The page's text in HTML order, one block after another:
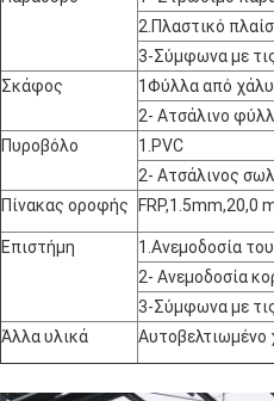
2.Πλαστικό
3-Σύμφωνα με
Σκάφος
1Φύλλα από
2- Ατσάλινο
Πυροβόλο
1.PVC
2- Ατσάλινος
Πίνακας οροφής
FRP,1.5mm,20,0
Επιστήμη
1.Ανεμοδοσία
2- Ανεμοδοσία
3-Σύμφωνα με
Άλλα υλικά
Αυτοβελτιωμένο